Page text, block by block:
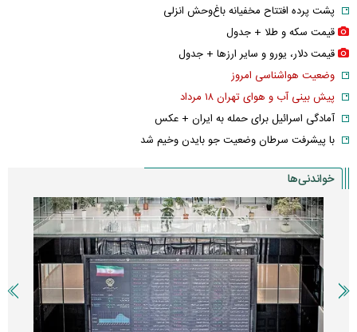
پشت پرده افتتاح مخفیانه باغ‌وحش انزلی
قیمت سکه و طلا + جدول
قیمت دلار، یورو و سایر ارز‌ها + جدول
وضعیت هواشناسی امروز
پیش بینی آب و هوای تهران ۱۸ مرداد
آمادگی اسرائیل برای حمله به ایران + عکس
با پیشرفت سرطان وضعیت جو بایدن وخیم شد
خواندنی‌ها